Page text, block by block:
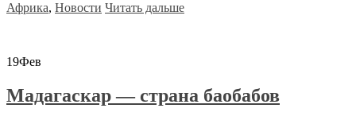
Африка, Новости Читать дальше
19Фев
Мадагаскар — страна баобабов